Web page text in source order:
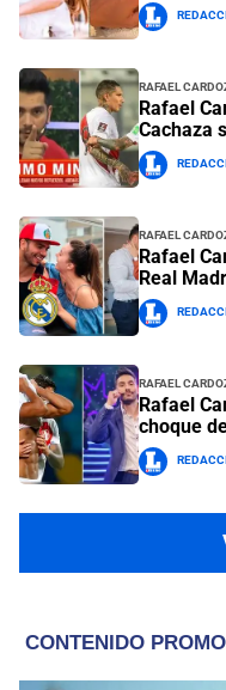
Rafael
Rafael
Cachaza
Rafael
Rafael
Real
Rafael
Rafael
choque